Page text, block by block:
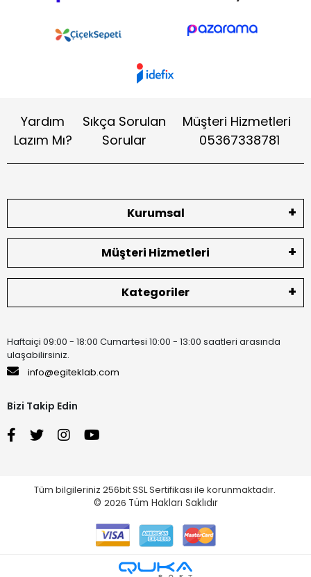
Yardım
Lazım Mı?
Sıkça Sorulan
Sorular
Müşteri Hizmetleri
05367338781
Kurumsal
Müşteri Hizmetleri
Kategoriler
Haftaiçi 09:00 - 18:00 Cumartesi 10:00 - 13:00 saatleri arasında
ulaşabilirsiniz.
info@egiteklab.com
Bizi Takip Edin
Tüm bilgileriniz 256bit SSL Sertifikası ile korunmaktadır.
© 2026 Tüm Hakları Saklıdır